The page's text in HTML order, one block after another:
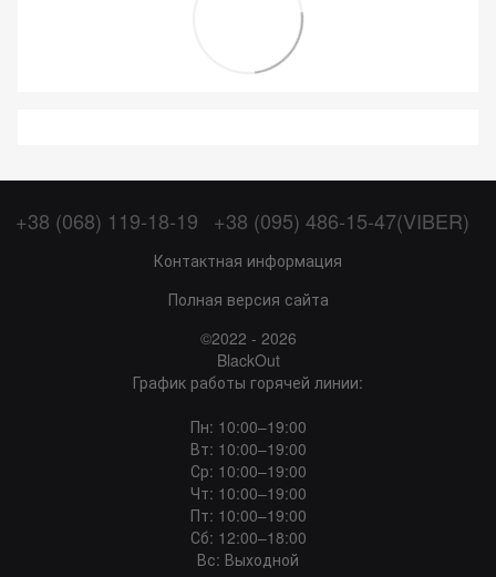
+38 (068) 119-18-19 +38 (095) 486-15-47(VIBER)
Контактная информация
Полная версия сайта
©2022 - 2026
BlackOut
График работы горячей линии:
Пн: 10:00–19:00
Вт: 10:00–19:00
Ср: 10:00–19:00
Чт: 10:00–19:00
Пт: 10:00–19:00
Сб: 12:00–18:00
Вс: Выходной